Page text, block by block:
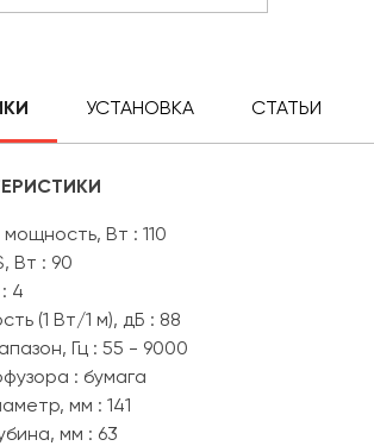
УСТАНОВКА СТАТЬИ
Вт : 110
Вт : 90
4
(1 Вт/1 м), дБ : 88
Гц : 55 - 9000
: бумага
мм : 141
мм : 63